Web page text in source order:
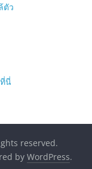
ตัว
ที่นี่
reserved.
by WordPress.